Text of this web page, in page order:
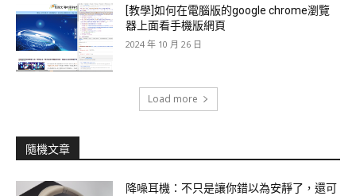
[教學]如何在電腦版的google chrome瀏覽
器上面看手機版網頁
2024 年 10 月 26 日
Load more
隨機文章
降噪耳機：不只是讓你錯以為安靜了，還可